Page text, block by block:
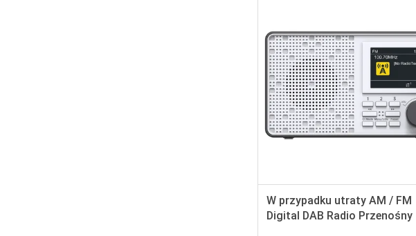
W przypadku utraty AM / FM
Digital DAB Radio Przenośny